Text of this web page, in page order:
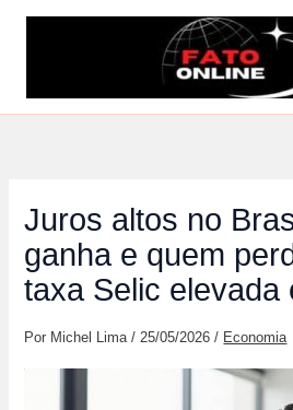
conteúdo
Juros altos no
ganha e quem
taxa Selic elevada
Por Michel Lima/25/05/2026/ Economia